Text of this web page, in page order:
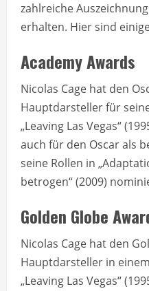
zahlreiche
erhalten. Hier sind
Academy Awards
Nicolas Cage hat den
Hauptdarsteller für
„Leaving Las Vegas“
auch für den Oscar als
seine Rollen in
betrogen“ (2009)
Golden Globe
Nicolas Cage hat den
Hauptdarsteller in
„Leaving Las Vegas“